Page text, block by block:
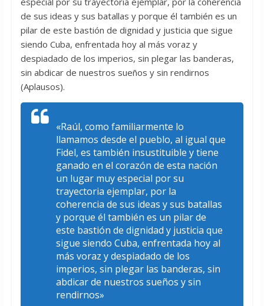
de sus ideas y sus batallas y porque él también es un
pilar de este bastión de dignidad y justicia que sigue
siendo Cuba, enfrentada hoy al más voraz y
despiadado de los imperios, sin plegar las banderas,
sin abdicar de nuestros sueños y sin rendirnos
(Aplausos).
«Raúl, como familiarmente lo
llamamos desde el pueblo, al igual que
Fidel, es también insustituible y tiene
ganado en el corazón de esta nación
un lugar muy especial por su
trayectoria ejemplar, por la
coherencia de sus ideas y sus batallas
y porque él también es un pilar de
este bastión de dignidad y justicia que
sigue siendo Cuba, enfrentada hoy al
más voraz y despiadado de los
imperios, sin plegar las banderas, sin
abdicar de nuestros sueños y sin
rendirnos»